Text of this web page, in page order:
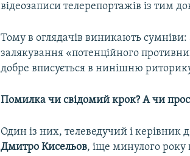
відеозаписи телерепортажів із тим
Тому в оглядачів виникають
залякування «потенційного
добре вписується в нинішню
Помилка чи свідомий крок? А чи
Один із них, телеведучий і керівник
Дмитро Кисельов, іще минулого року